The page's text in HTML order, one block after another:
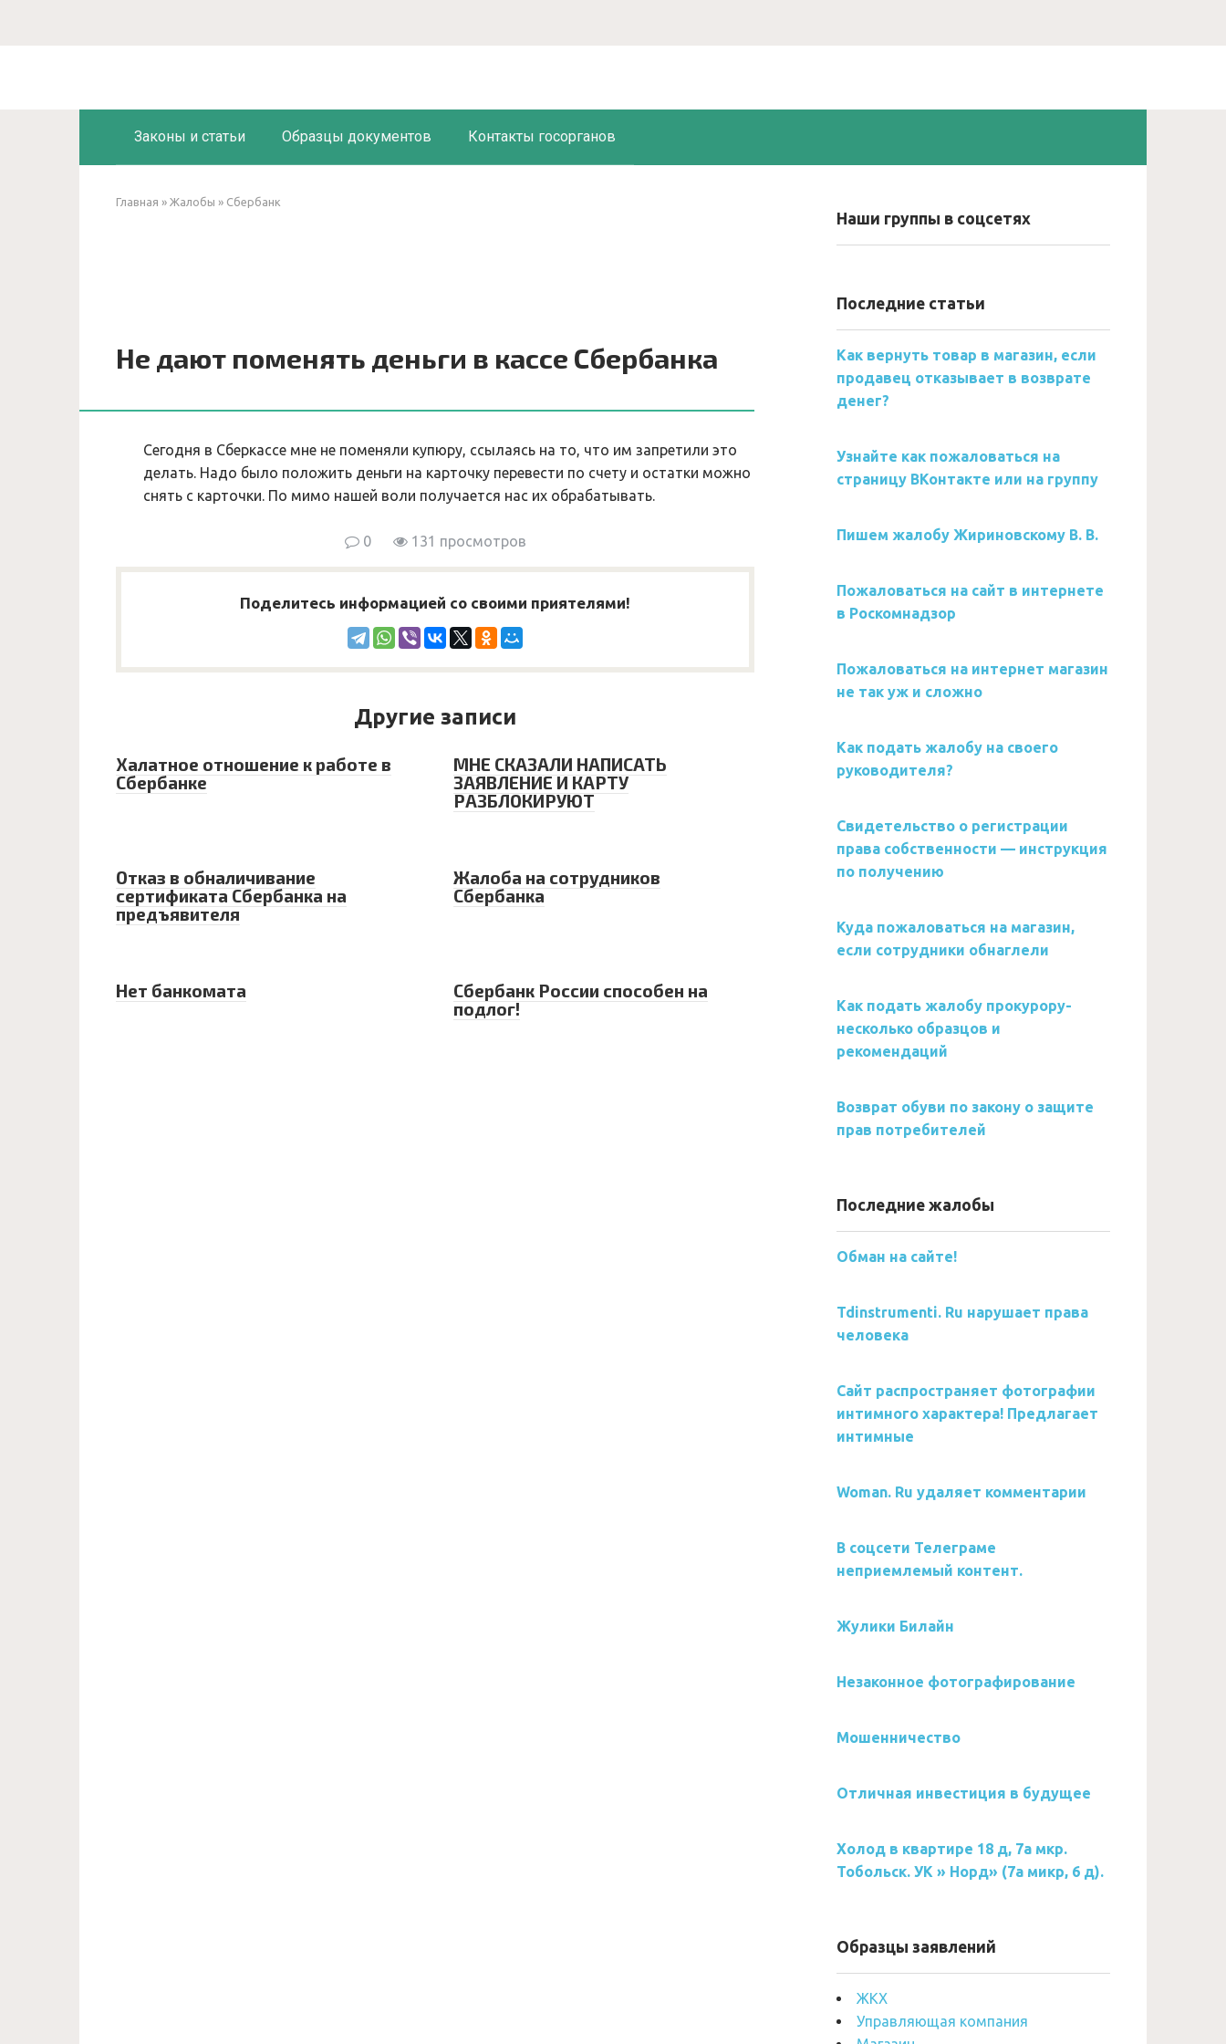
Законы и статьи Образцы документов Контакты госорганов
Главная » Жалобы » Сбербанк
Не дают поменять деньги в кассе Сбербанка
Сегодня в Сберкассе мне не поменяли купюру, ссылаясь на то, что им запретили это
делать. Надо было положить деньги на карточку перевести по счету и остатки можно
снять с карточки. По мимо нашей воли получается нас их обрабатывать.
0 131 просмотров
Поделитесь информацией со своими приятелями!
Другие записи
Халатное отношение к работе в
Сбербанке
МНЕ СКАЗАЛИ НАПИСАТЬ
ЗАЯВЛЕНИЕ И КАРТУ
РАЗБЛОКИРУЮТ
Отказ в обналичивание
сертификата Сбербанка на
предъявителя
Жалоба на сотрудников
Сбербанка
Нет банкомата
Сбербанк России способен на
подлог!
Наши группы в соцсетях
Последние статьи
Как вернуть товар в магазин, если
продавец отказывает в возврате
денег?
Узнайте как пожаловаться на
страницу ВКонтакте или на группу
Пишем жалобу Жириновскому В. В.
Пожаловаться на сайт в интернете
в Роскомнадзор
Пожаловаться на интернет магазин
не так уж и сложно
Как подать жалобу на своего
руководителя?
Свидетельство о регистрации
права собственности — инструкция
по получению
Куда пожаловаться на магазин,
если сотрудники обнаглели
Как подать жалобу прокурору-
несколько образцов и
рекомендаций
Возврат обуви по закону о защите
прав потребителей
Последние жалобы
Обман на сайте!
Tdinstrumenti. Ru нарушает права
человека
Сайт распространяет фотографии
интимного характера! Предлагает
интимные
Woman. Ru удаляет комментарии
В соцсети Телеграме
неприемлемый контент.
Жулики Билайн
Незаконное фотографирование
Мошенничество
Отличная инвестиция в будущее
Холод в квартире 18 д, 7а мкр.
Тобольск. УК » Норд» (7а микр, 6 д).
Образцы заявлений
ЖКХ
Управляющая компания